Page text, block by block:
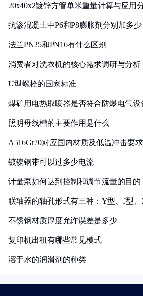
20x40x2镀锌方管单米重量计算与应用
抗渗混凝土中P6和P8膨胀剂分别加多少
法兰PN25和PN16有什么区别
消费者对洗衣机的核心需求调研与分析
U型螺栓的国家标准
煤矿用电热取暖器是否符合防爆电气设
照明母线槽的主要作用是什么
A516Gr70对应国内材质及低温冲击要
镀镍钢带可以过多少电流
计量泵如何达到控制和调节流量的目的
联轴器的轴孔形式有三种：Y型、J型、
不锈钢材质厚度允许误差是多少
复印机出租有哪些常见模式
溶于水的润滑剂的种类